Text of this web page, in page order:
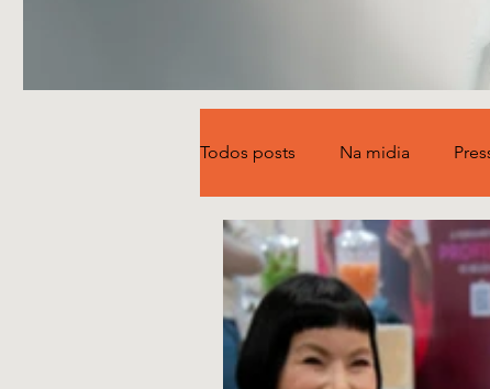
Todos posts Na midia